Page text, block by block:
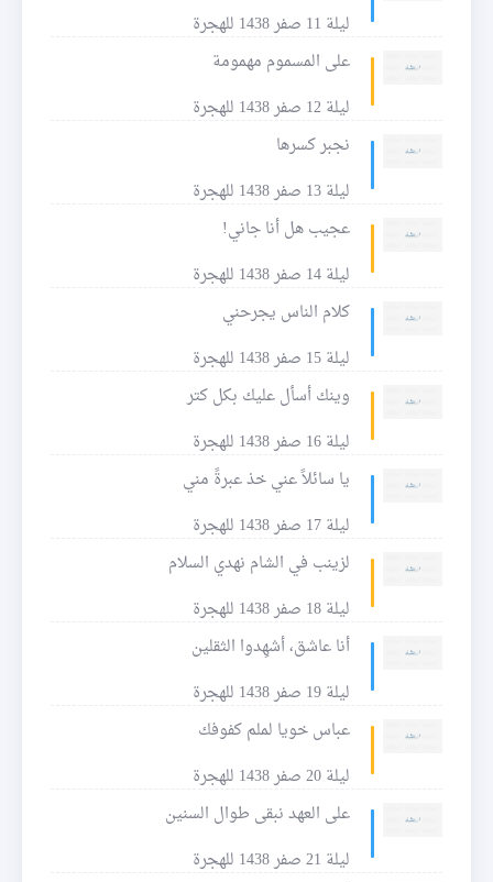
ليلة 11 صفر 1438 للهجرة
على المسموم مهمومة
ليلة 12 صفر 1438 للهجرة
نجبر كسرها
ليلة 13 صفر 1438 للهجرة
عجيب هل أنا جاني!
ليلة 14 صفر 1438 للهجرة
كلام الناس يجرحني
ليلة 15 صفر 1438 للهجرة
وينك أسأل عليك بكل كتر
ليلة 16 صفر 1438 للهجرة
يا سائلاً عني خذ عبرةً مني
ليلة 17 صفر 1438 للهجرة
لزينب في الشام نهدي السلام
ليلة 18 صفر 1438 للهجرة
أنا عاشق، أشهِدوا الثقلين
ليلة 19 صفر 1438 للهجرة
عباس خويا لملم كفوفك
ليلة 20 صفر 1438 للهجرة
على العهد نبقى طوال السنين
ليلة 21 صفر 1438 للهجرة